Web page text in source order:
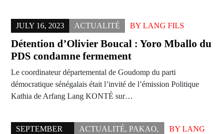
JULY 16, 2023 ACTUALITÉ BY LANG FILS
Détention d’Olivier Boucal : Yoro Mballo du
PDS condamne fermement
Le coordinateur départemental de Goudomp du parti
démocratique sénégalais était l’invité de l’émission Politique
Kathia de Arfang Lang KONTÉ sur…
SEPTEMBER
ACTUALITÉ,PAKAO,
BYLANG